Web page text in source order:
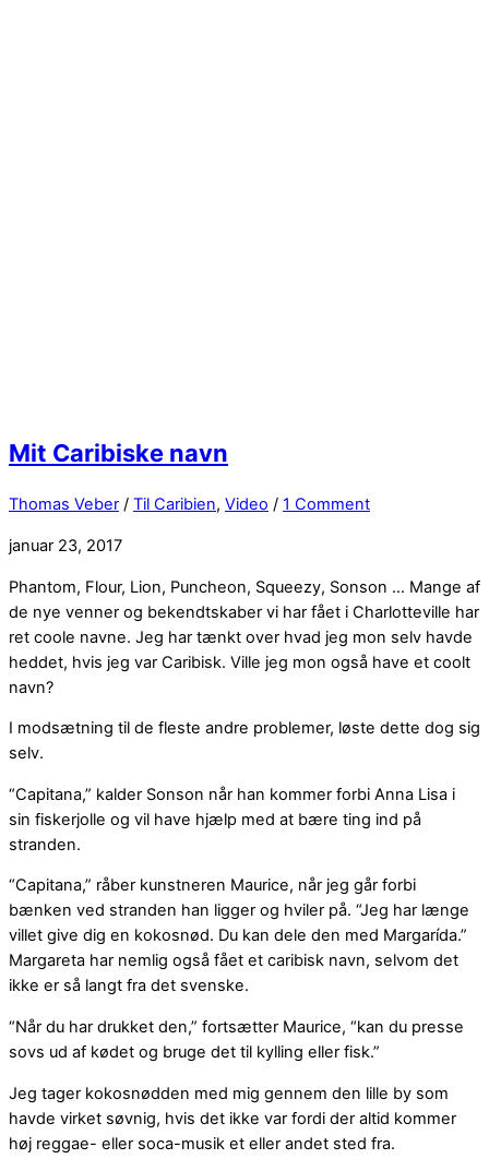
Mit Caribiske navn
Thomas Veber / Til Caribien, Video / 1 Comment
januar 23, 2017
Phantom, Flour, Lion, Puncheon, Squeezy, Sonson … Mange af
de nye venner og bekendtskaber vi har fået i Charlotteville har
ret coole navne. Jeg har tænkt over hvad jeg mon selv havde
heddet, hvis jeg var Caribisk. Ville jeg mon også have et coolt
navn?
I modsætning til de fleste andre problemer, løste dette dog sig
selv.
“Capitana,” kalder Sonson når han kommer forbi Anna Lisa i
sin fiskerjolle og vil have hjælp med at bære ting ind på
stranden.
“Capitana,” råber kunstneren Maurice, når jeg går forbi
bænken ved stranden han ligger og hviler på. “Jeg har længe
villet give dig en kokosnød. Du kan dele den med Margarída.”
Margareta har nemlig også fået et caribisk navn, selvom det
ikke er så langt fra det svenske.
“Når du har drukket den,” fortsætter Maurice, “kan du presse
sovs ud af kødet og bruge det til kylling eller fisk.”
Jeg tager kokosnødden med mig gennem den lille by som
havde virket søvnig, hvis det ikke var fordi der altid kommer
høj reggae- eller soca-musik et eller andet sted fra.